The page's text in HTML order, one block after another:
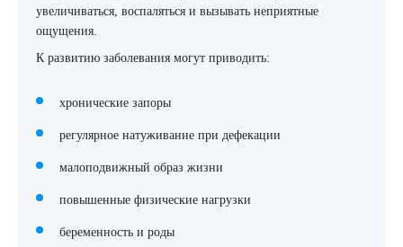
увеличиваться, воспаляться и вызывать неприятные
ощущения.
К развитию заболевания могут приводить:
хронические запоры
регулярное натуживание при дефекации
малоподвижный образ жизни
повышенные физические нагрузки
беременность и роды